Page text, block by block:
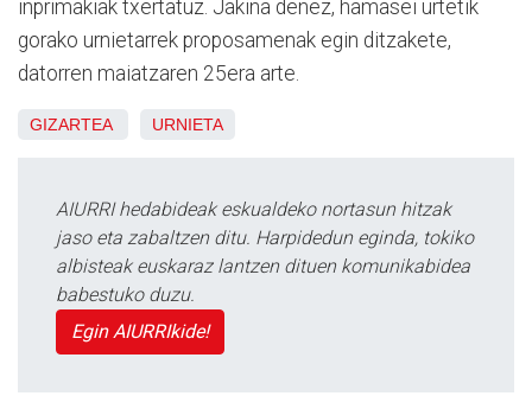
inprimakiak txertatuz. Jakina denez, hamasei urtetik
gorako urnietarrek proposamenak egin ditzakete,
datorren maiatzaren 25era arte.
GIZARTEA URNIETA
AIURRI hedabideak eskualdeko nortasun hitzak
jaso eta zabaltzen ditu. Harpidedun eginda, tokiko
albisteak euskaraz lantzen dituen komunikabidea
babestuko duzu.
Egin AIURRIkide!